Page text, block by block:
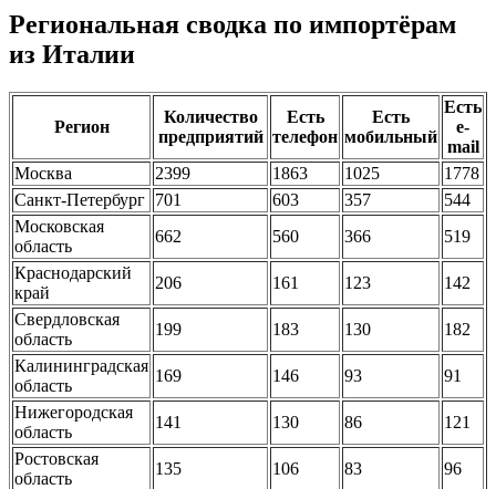
Региональная сводка по импортёрам
из Италии
Регион
Количество
предприятий
Есть
телефон
Есть
мобильный
Есть
e-
mail
Москва
2399 1863 1025
1778
Санкт-Петербург 701 603 357
544
Московская
область
662 560 366
519
Краснодарский
край
206 161 123
142
Свердловская
область
199 183 130
182
Калининградская
область
169 146 93
91
Нижегородская
область
141 130 86
121
Ростовская
область
135 106 83
96